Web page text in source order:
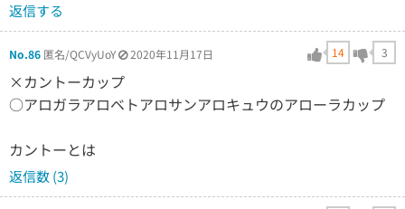
返信する
No.86 匿名/QCVyUoY 2020年11月17日 14 3
×カントーカップ
○アロガラアロベトアロサンアロキュウのアローラカップ
カントーとは
返信数 (3)